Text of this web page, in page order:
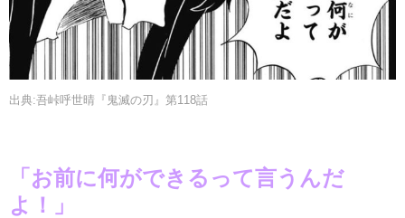
出典:吾峠呼世晴『鬼滅の刃』第118話
「お前に何ができるって言うんだ
よ！」